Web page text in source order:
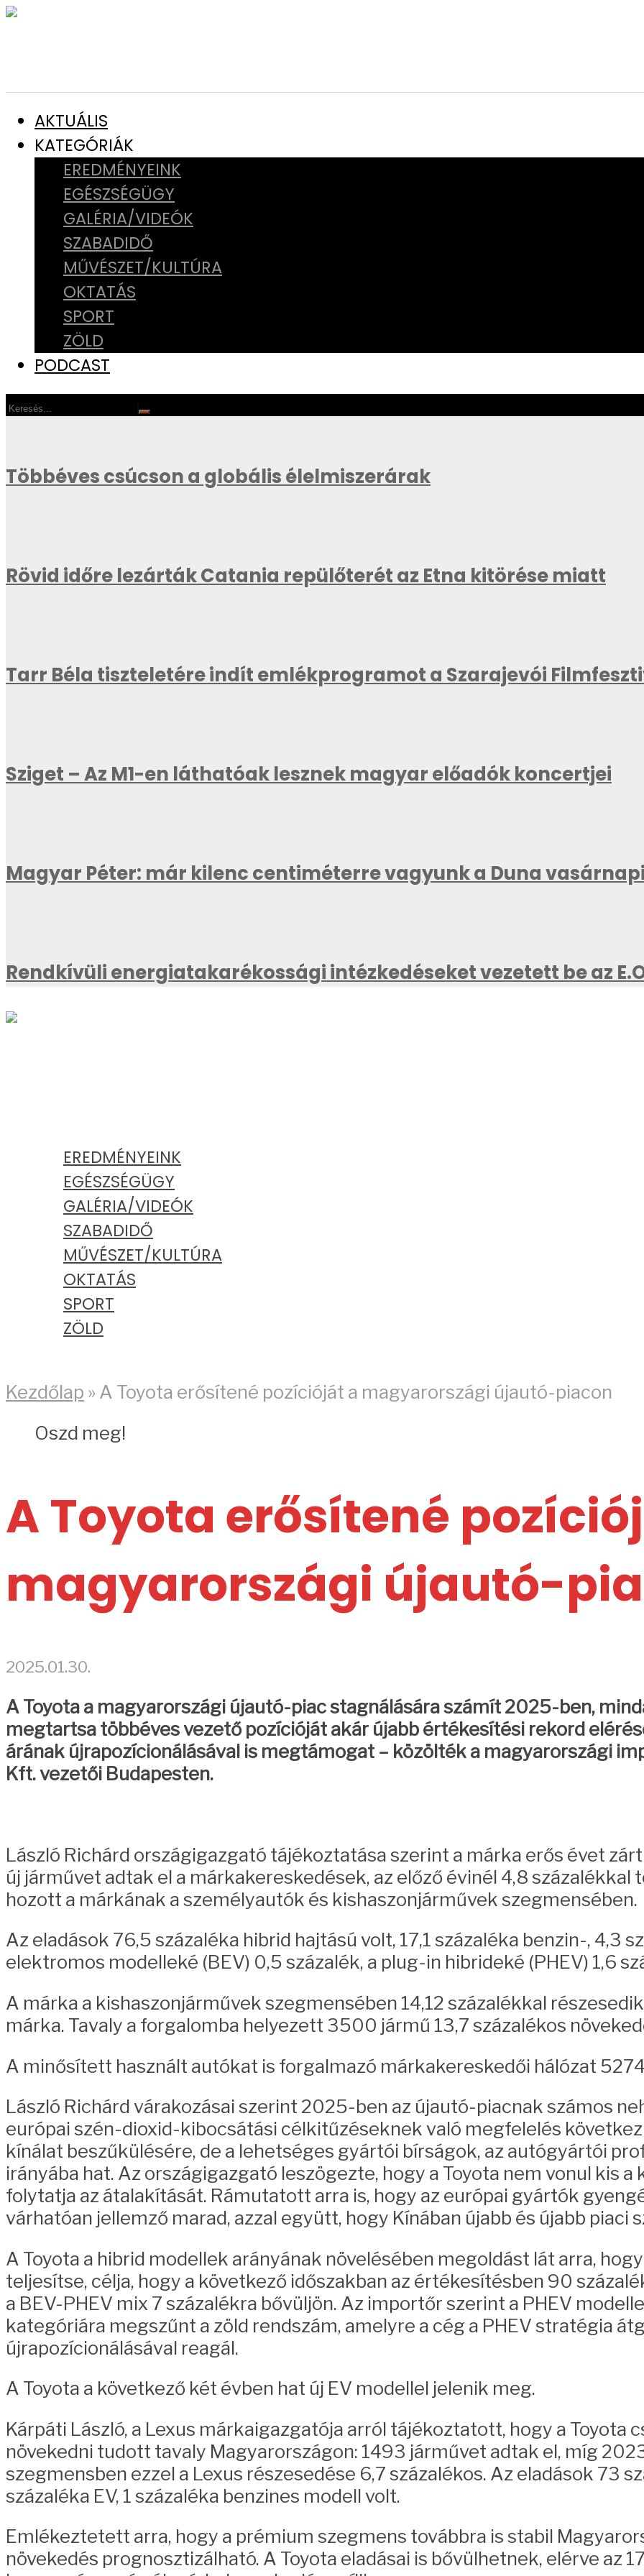
AKTUÁLIS
KATEGÓRIÁK
EREDMÉNYEINK
EGÉSZSÉGÜGY
GALÉRIA/VIDEÓK
SZABADIDŐ
MŰVÉSZET/KULTÚRA
OKTATÁS
SPORT
ZÖLD
PODCAST
Többéves csúcson a globális élelmiszerárak
Rövid időre lezárták Catania repülőterét az Etna kitörése miatt
Tarr Béla tiszteletére indít emlékprogramot a Szarajevói
Sziget – Az M1-en láthatóak lesznek magyar előadók koncertjei
Magyar Péter: már kilenc centiméterre vagyunk a Duna
Rendkívüli energiatakarékossági intézkedéseket vezetett be az
EREDMÉNYEINK
EGÉSZSÉGÜGY
GALÉRIA/VIDEÓK
SZABADIDŐ
MŰVÉSZET/KULTÚRA
OKTATÁS
SPORT
ZÖLD
Kezdőlap » A Toyota erősítené pozícióját a magyarországi újautó-piacon
Oszd meg!
A Toyota erősítené
magyarországi újautó-
2025.01.30.
A Toyota a magyarországi újautó-piac stagnálására számít 2025-ben,
megtartsa többéves vezető pozícióját akár újabb értékesítési rekord
árának újrapozícionálásával is megtámogat – közölték a magyarországi
Kft. vezetői Budapesten.
László Richárd országigazgató tájékoztatása szerint a márka erős évet
új járművet adtak el a márkakereskedések, az előző évinél 4,8 százalékkal
hozott a márkának a személyautók és kishaszonjárművek szegmensében.
Az eladások 76,5 százaléka hibrid hajtású volt, 17,1 százaléka benzin-, 4,3
elektromos modelleké (BEV) 0,5 százalék, a plug-in hibrideké (PHEV) 1,6
A márka a kishaszonjárművek szegmensében 14,12 százalékkal
márka. Tavaly a forgalomba helyezett 3500 jármű 13,7 százalékos
A minősített használt autókat is forgalmazó márkakereskedői hálózat
László Richárd várakozásai szerint 2025-ben az újautó-piacnak számos
európai szén-dioxid-kibocsátási célkitűzéseknek való megfelelés
kínálat beszűkülésére, de a lehetséges gyártói bírságok, az autógyártói
irányába hat. Az országigazgató leszögezte, hogy a Toyota nem vonul kis
folytatja az átalakítását. Rámutatott arra is, hogy az európai gyártók
várhatóan jellemző marad, azzal együtt, hogy Kínában újabb és újabb piaci
A Toyota a hibrid modellek arányának növelésében megoldást lát arra,
teljesítse, célja, hogy a következő időszakban az értékesítésben 90
a BEV-PHEV mix 7 százalékra bővüljön. Az importőr szerint a PHEV
kategóriára megszűnt a zöld rendszám, amelyre a cég a PHEV stratégia
újrapozícionálásával reagál.
A Toyota a következő két évben hat új EV modellel jelenik meg.
Kárpáti László, a Lexus márkaigazgatója arról tájékoztatott, hogy a Toyota
növekedni tudott tavaly Magyarországon: 1493 járművet adtak el, míg
szegmensben ezzel a Lexus részesedése 6,7 százalékos. Az eladások 73
százaléka EV, 1 százaléka benzines modell volt.
Emlékeztetett arra, hogy a prémium szegmens továbbra is stabil
növekedés prognosztizálható. A Toyota eladásai is bővülhetnek, elérve az